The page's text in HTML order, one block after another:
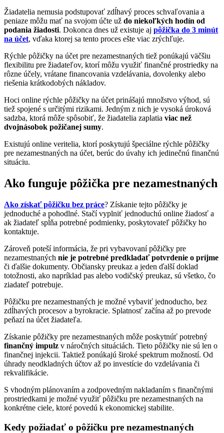
Žiadatelia nemusia podstupovať zdĺhavý proces schvaľovania a
peniaze môžu mať na svojom účte už do niekoľkých hodín od
podania žiadosti. Dokonca dnes už existuje aj pôžička do 3 minút
na účet, vďaka ktorej sa tento proces ešte viac zrýchľuje.
Rýchle pôžičky na účet pre nezamestnaných tiež ponúkajú väčšiu
flexibilitu pre žiadateľov, ktorí môžu využiť finančné prostriedky na
rôzne účely, vrátane financovania vzdelávania, dovolenky alebo
riešenia krátkodobých nákladov.
Hoci online rýchle pôžičky na účet prinášajú množstvo výhod, sú
tiež spojené s určitými rizikami. Jedným z nich je vysoká úroková
sadzba, ktorá môže spôsobiť, že žiadatelia zaplatia viac než
dvojnásobok požičanej sumy.
Existujú online veritelia, ktorí poskytujú špeciálne rýchle pôžičky
pre nezamestnaných na účet, berúc do úvahy ich jedinečnú finančnú
situáciu.
Ako funguje pôžička pre nezamestnaných
Ako získať pôžičku bez práce? Získanie tejto pôžičky je
jednoduché a pohodlné. Stačí vyplniť jednoduchú online žiadosť a
ak žiadateľ spĺňa potrebné podmienky, poskytovateľ pôžičky ho
kontaktuje.
Zároveň poteší informácia, že pri vybavovaní pôžičky pre
nezamestnaných nie je potrebné predkladať potvrdenie o príjme
či ďalšie dokumenty. Občiansky preukaz a jeden ďalší doklad
totožnosti, ako napríklad pas alebo vodičský preukaz, sú všetko, čo
ziadateľ potrebuje.
Pôžičku pre nezamestnaných je možné vybaviť jednoducho, bez
zdĺhavých procesov a byrokracie. Splatnosť začína až po prevode
peňazí na účet žiadateľa.
Získanie pôžičky pre nezamestnaných môže poskytnúť potrebný
finančný impulz v náročných situáciách. Tieto pôžičky nie sú len o
finančnej injekcii. Taktiež ponúkajú široké spektrum možností. Od
úhrady neodkladných účtov až po investície do vzdelávania či
rekvalifikácie.
S vhodným plánovaním a zodpovedným nakladaním s finančnými
prostriedkami je možné využiť pôžičku pre nezamestnaných na
konkrétne ciele, ktoré povedú k ekonomickej stabilite.
Kedy požiadať o pôžičku pre nezamestnaných